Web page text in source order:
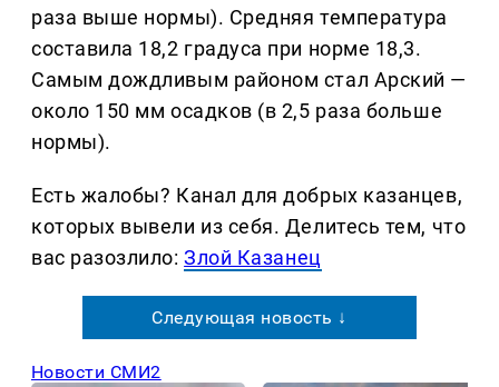
раза выше нормы). Средняя температура
составила 18,2 градуса при норме 18,3.
Самым дождливым районом стал Арский —
около 150 мм осадков (в 2,5 раза больше
нормы).
Есть жалобы? Канал для добрых казанцев,
которых вывели из себя. Делитеcь тем, что
вас разозлило:Злой Казанец
Следующая новость ↓
Новости СМИ2